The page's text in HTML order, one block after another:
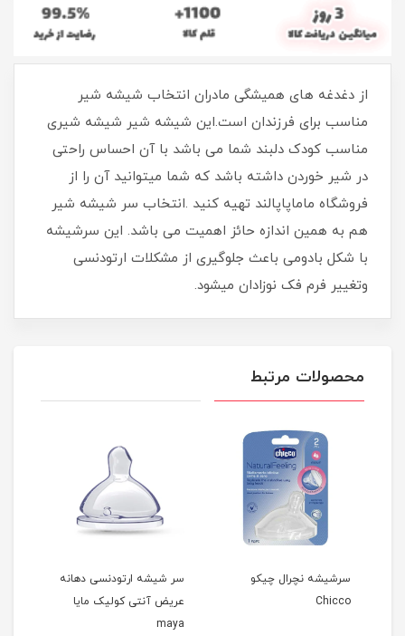
از دغدغه های همیشگی مادران انتخاب شیشه شیر
مناسب برای فرزندان است.این شیشه شیر شیشه شیری
مناسب کودک دلبند شما می باشد با آن احساس راحتی
در شیر خوردن داشته باشد که شما میتوانید آن را از
فروشگاه ماماپاپالند تهیه کنید .انتخاب سر شیشه شیر
هم به همین اندازه حائز اهمیت می باشد. این سرشیشه
با شکل بادومی باعث جلوگیری از مشکلات ارتودنسی
وتغییر فرم فک نوزادان میشود.
محصولات مرتبط
سرشیشه نچرال چیکو
Chicco
سر شیشه ارتودنسی دهانه
عریض آنتی کولیک مایا
maya